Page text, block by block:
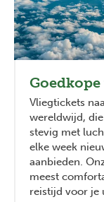
Vliegtickets
wereldwijd,
stevig met
elke week
aanbieden.
meest
reistijd voor je